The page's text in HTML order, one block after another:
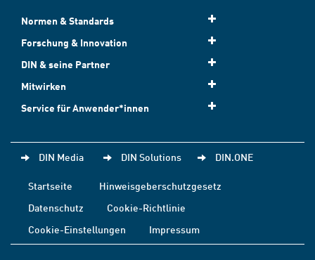
Normen & Standards
Forschung & Innovation
DIN & seine Partner
Mitwirken
Service für Anwender*innen
DIN Media DIN Solutions DIN.ONE
Startseite
Hinweisgeberschutzgesetz
Datenschutz
Cookie-Richtlinie
Cookie-Einstellungen
Impressum